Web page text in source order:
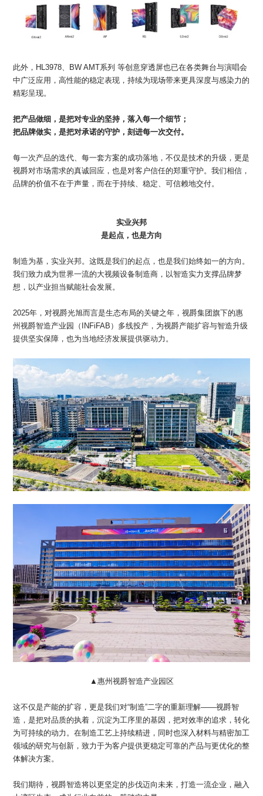
此外，HL3978、BW AMT系列 等创意穿透屏也已在各类舞台与演唱会
中广泛应用，高性能的稳定表现，持续为现场带来更具深度与感染力的
精彩呈现。
把产品做细，是把对专业的坚持，落入每一个细节；
把品牌做实，是把对承诺的守护，刻进每一次交付。
每一次产品的迭代、每一套方案的成功落地，不仅是技术的升级，更是
视爵对市场需求的真诚回应，也是对客户信任的郑重守护。我们相信，
品牌的价值不在于声量，而在于持续、稳定、可信赖地交付。
实业兴邦
是起点，也是方向
制造为基，实业兴邦。这既是我们的起点，也是我们始终如一的方向。
我们致力成为世界一流的大视频设备制造商，以智造实力支撑品牌梦
想，以产业担当赋能社会发展。
2025年，对视爵光旭而言是生态布局的关键之年，视爵集团旗下的惠
州视爵智造产业园（INFiFAB）多线投产，为视爵产能扩容与智造升级
提供坚实保障，也为当地经济发展提供驱动力。
▲惠州视爵智造产业园区
这不仅是产能的扩容，更是我们对“制造”二字的重新理解——视爵智
造，是把对品质的执着，沉淀为工序里的基因，把对效率的追求，转化
为可持续的动力。在制造工艺上持续精进，同时也深入材料与精密加工
领域的研究与创新，致力于为客户提供更稳定可靠的产品与更优化的整
体解决方案。
我们期待，视爵智造将以更坚定的步伐迈向未来，打造一流企业，融入